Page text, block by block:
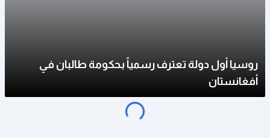
روسيا أول دولة تعترف رسمياً بحكومة طالبان في
أفغانستان
L
.